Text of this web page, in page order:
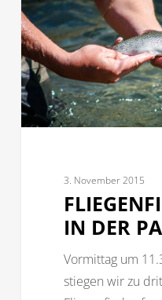
der
Passer
3. November 2015
IN DER
Vormittag um
stiegen wir zu